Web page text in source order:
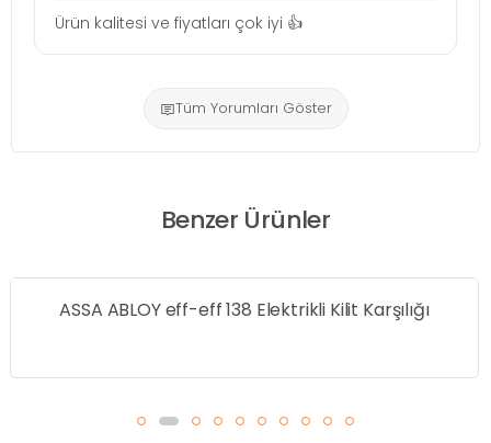
Ürün kalitesi ve fiyatları çok iyi 👍
Tüm Yorumları Göster
Benzer Ürünler
ABLOY eff-eff 138 Elektrikli Kilit Karşılığı